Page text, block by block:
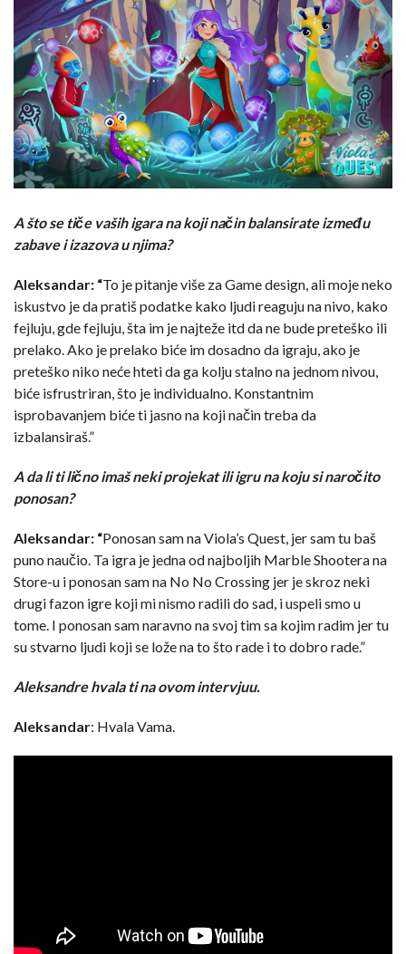
A što se tiče vaših igara na koji način balansirate između
zabave i izazova u njima?
Aleksandar: “To je pitanje više za Game design, ali moje neko
iskustvo je da pratiš podatke kako ljudi reaguju na nivo, kako
fejluju, gde fejluju, šta im je najteže itd da ne bude preteško ili
prelako. Ako je prelako biće im dosadno da igraju, ako je
preteško niko neće hteti da ga kolju stalno na jednom nivou,
biće isfrustriran, što je individualno. Konstantnim
isprobavanjem biće ti jasno na koji način treba da
izbalansiraš.”
A da li ti lično imaš neki projekat ili igru na koju si naročito
ponosan?
Aleksandar: “Ponosan sam na Viola’s Quest, jer sam tu baš
puno naučio. Ta igra je jedna od najboljih Marble Shootera na
Store-u i ponosan sam na No No Crossing jer je skroz neki
drugi fazon igre koji mi nismo radili do sad, i uspeli smo u
tome. I ponosan sam naravno na svoj tim sa kojim radim jer tu
su stvarno ljudi koji se lože na to što rade i to dobro rade.”
Aleksandre hvala ti na ovom intervjuu.
Aleksandar: Hvala Vama.